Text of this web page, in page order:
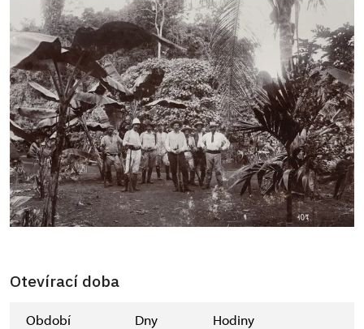
Otevírací doba
Období Dny Hodiny